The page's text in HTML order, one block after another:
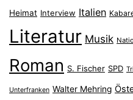
Heimat Interview Italien
Literatur Musik
Roman S. Fischer SPD
Unterfranken Walter Mehring